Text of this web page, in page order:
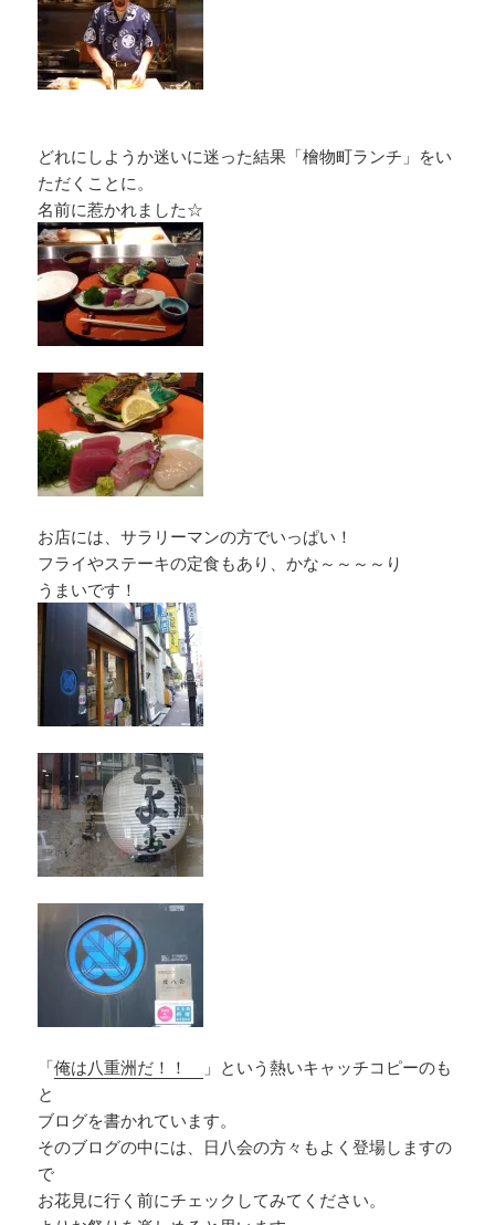
どれにしようか迷いに迷った結果「檜物町ランチ」をい
ただくことに。
名前に惹かれました☆
お店には、サラリーマンの方でいっぱい！
フライやステーキの定食もあり、かな～～～～り
うまいです！
「俺は八重洲だ！！
」という熱いキャッチコピーのも
と
ブログを書かれています。
そのブログの中には、日八会の方々もよく登場しますの
で
お花見に行く前にチェックしてみてください。